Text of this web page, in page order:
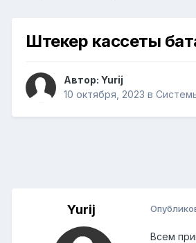
Штекер кассеты
Автор: Yurij
10 октября, 2023 в
Yurij
Всем